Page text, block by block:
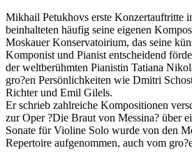
Mikhail Petukhovs erste Konzertauftritte
beinhalteten häufig seine eigenen
Moskauer Konservatoirium, das seine
Komponist und Pianist entscheidend
der weltberühmten Pianistin Tatiana
gro?en Persönlichkeiten wie Dmitri
Richter und Emil Gilels.
Er schrieb zahlreiche Kompositionen
zur Oper ?Die Braut von Messina? über
Sonate für Violine Solo wurde von den
Repertoire aufgenommen, auch vom